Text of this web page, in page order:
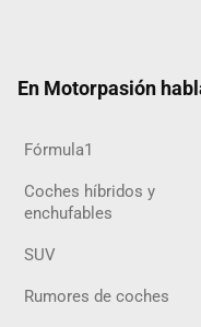
En Motorpasión
Fórmula1
Coches híbridos y
enchufables
SUV
Rumores de coches